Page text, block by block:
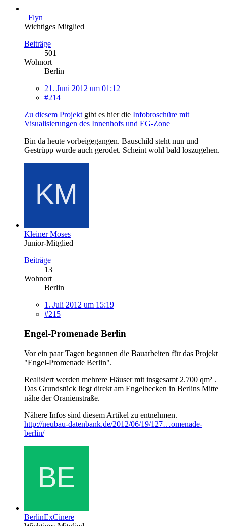
_Flyn_
Wichtiges Mitglied
Beiträge
501
Wohnort
Berlin
21. Juni 2012 um 01:12
#214
Zu diesem Projekt gibt es hier die Infobroschüre mit
Visualisierungen des Innenhofs und EG-Zone
Bin da heute vorbeigegangen. Bauschild steht nun und
Gestrüpp wurde auch gerodet. Scheint wohl bald loszugehen.
Kleiner Moses
Junior-Mitglied
Beiträge
13
Wohnort
Berlin
1. Juli 2012 um 15:19
#215
Engel-Promenade Berlin
Vor ein paar Tagen begannen die Bauarbeiten für das Projekt
"Engel-Promenade Berlin".
Realisiert werden mehrere Häuser mit insgesamt 2.700 qm² .
Das Grundstück liegt direkt am Engelbecken in Berlins Mitte
nähe der Oranienstraße.
Nähere Infos sind diesem Artikel zu entnehmen.
http://neubau-datenbank.de/2012/06/19/127…omenade-
berlin/
BerlinExCinere